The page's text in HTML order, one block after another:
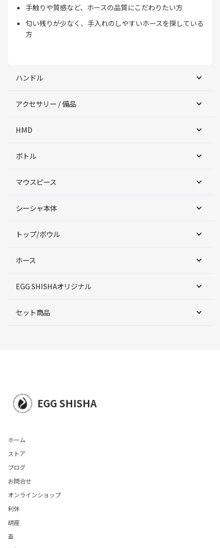
手触りや質感など、ホースの品質にこだわりたい方
匂い残りが少なく、手入れのしやすいホースを探している
方
ハンドル
アクセサリー / 備品
HMD
ボトル
マウスピース
シーシャ本体
トップ/ボウル
ホース
EGG SHISHAオリジナル
セット商品
EGG SHISHA
ホーム
ストア
ブログ
お問合せ
オンラインショップ
利休
胡座
盃